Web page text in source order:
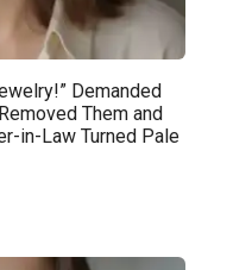
Demanded
Them and
in-Law Turned Pale